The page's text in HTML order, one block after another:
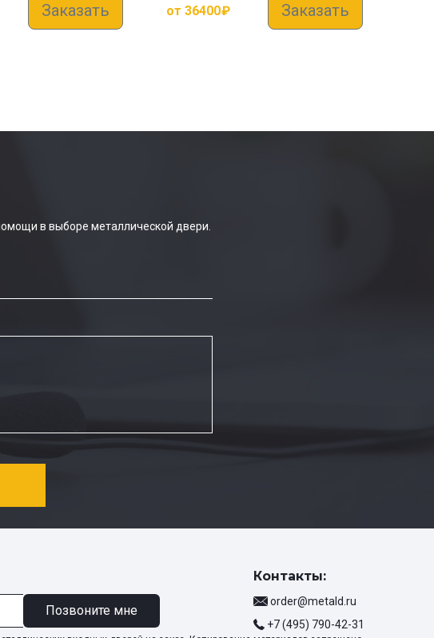
Заказать от 36400₽ Заказать
в выборе металлической двери.
Позвоните мне
Контакты:
order@metald.ru
+7 (495) 790-42-31